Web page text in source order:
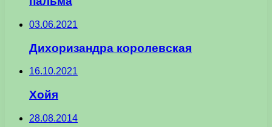
03.06.2021
Дихоризандра королевская
16.10.2021
Хойя
28.08.2014